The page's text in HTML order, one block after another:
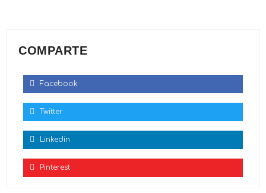
COMPARTE
Facebook
Twitter
Linkedin
Pinterest